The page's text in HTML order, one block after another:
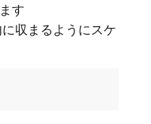
す
収まるようにスケ